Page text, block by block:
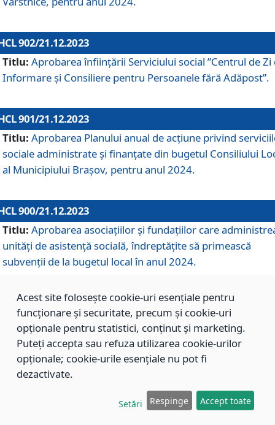
902/21.12.2023
Titlu: Aprobarea înființării Serviciului social ”Centrul de Zi
Informare și Consiliere pentru Persoanele fără Adăpost”.
901/21.12.2023
Titlu: Aprobarea Planului anual de acțiune privind
sociale administrate și finanțate din bugetul Consiliului
al Municipiului Brașov, pentru anul 2024.
900/21.12.2023
Titlu: Aprobarea asociațiilor şi fundațiilor care
unități de asistenţă socială, îndreptăţite să primească
subvenţii de la bugetul local în anul 2024.
899/21.12.2023
Aprobarea standardelor de cost pentru serviciile
sociale furnizate în cadrul Direcției de Asistență Socială
Brașov, pentru anul 2024.
Modificarea Anexei la H.C.L. nr. 91 din 09.02.2018,
Acest site folosește cookie-uri esențiale pentru
funcționare și securitate, precum și cookie-uri
opționale pentru statistici, conținut și marketing.
Puteți accepta sau refuza utilizarea cookie-urilor
opționale; cookie-urile esențiale nu pot fi
dezactivate.
Setări Respinge Accept toate